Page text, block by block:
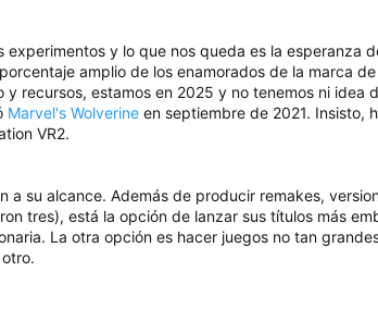
experimentos y lo que nos queda es la esperanza
amplio de los enamorados de la marca
recursos, estamos en 2025 y no tenemos ni idea
Marvel's Wolverine en septiembre de 2021. Insisto,
VR2.
su alcance. Además de producir remakes,
tres), está la opción de lanzar sus títulos más
La otra opción es hacer juegos no tan